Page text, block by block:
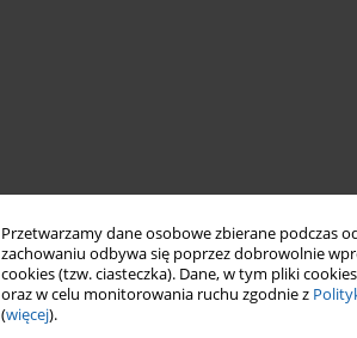
Przetwarzamy dane osobowe zbierane podczas
zachowaniu odbywa się poprzez dobrowolnie
cookies (tzw. ciasteczka). Dane, w tym pliki
oraz w celu monitorowania ruchu zgodnie z
(więcej).